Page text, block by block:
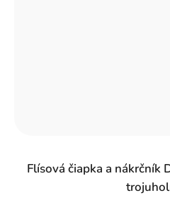
Flísová čiapka a nákrčník